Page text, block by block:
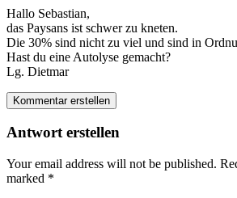
Hallo Sebastian,
das Paysans ist schwer zu kneten.
Die 30% sind nicht zu viel und sind in
Hast du eine Autolyse gemacht?
Lg. Dietmar
Kommentar erstellen
Antwort erstellen
Your email address will not be published.
marked *